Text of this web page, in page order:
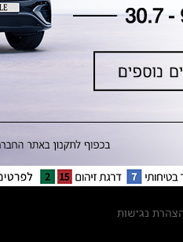
מחירון חלפים
הודעה על הטבות לרכבי מרצדס בהסדר
נגישות